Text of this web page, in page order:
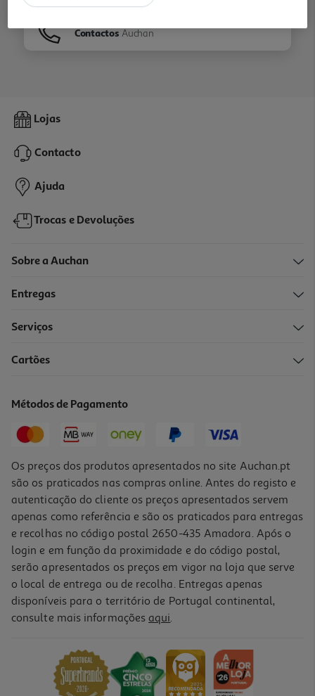
Contactos Auchan
Lojas
Contacto
Ajuda
Trocas e Devoluções
Sobre a Auchan
Entregas
Serviços
Cartões
Métodos de Pagamento
Os preços dos produtos apresentados no site Auchan.pt
são os praticados nas compras online. Antes do registo e
autenticação do cliente os preços apresentados servem
apenas como referência e são os praticados para entregas
e recolhas no código postal 2650-435 Amadora. Após o
login e em função da proximidade e do código postal,
serão apresentados os preços em vigor na loja que serve
o local de entrega ou de recolha. Entregas apenas
disponíveis para o território de Portugal continental,
consulte mais informações aqui.